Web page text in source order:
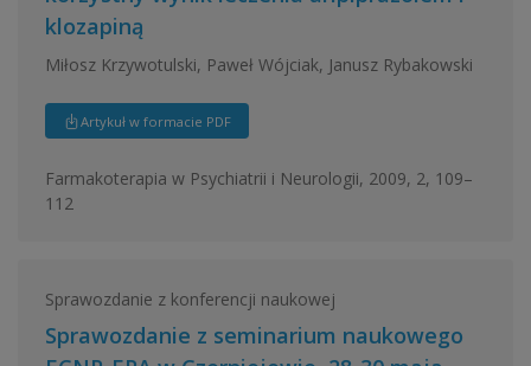
klozapiną
Miłosz Krzywotulski, Paweł Wójciak, Janusz Rybakowski
Artykuł w formacie PDF
Farmakoterapia w Psychiatrii i Neurologii, 2009, 2, 109–
112
Sprawozdanie z konferencji naukowej
Sprawozdanie z seminarium naukowego